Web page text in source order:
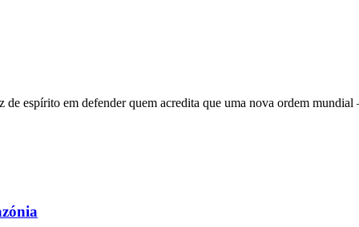
espírito em defender quem acredita que uma nova ordem